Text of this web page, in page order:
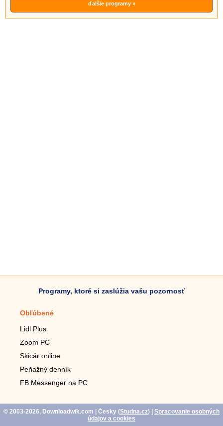
ďalšie programy »
Programy, ktoré si zaslúžia vašu pozornosť
Obľúbené
Lidl Plus
Zoom PC
Skicár online
Peňažný denník
FB Messenger na PC
© 2003-2026, Downloadwik.com | Česky (Studna.cz)
Spracovanie osobných
údajov a cookies